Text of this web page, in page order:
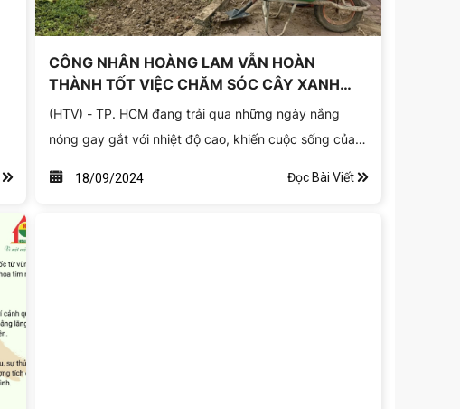
CÔNG NHÂN HOÀNG LAM VẪN HOÀN
THÀNH TỐT VIỆC CHĂM SÓC CÂY XANH
MẶC DÙ NẮNG NÓNG GAY GẮT
(HTV) - TP. HCM đang trải qua những ngày nắng
nóng gay gắt với nhiệt độ cao, khiến cuộc sống của
18/09/2024 Đọc Bài Viết